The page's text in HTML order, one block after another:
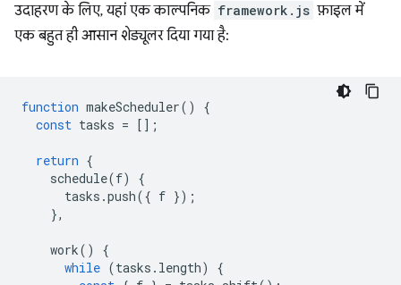
उदाहरण के लिए, यहां एक काल्पनिक framework.js फ़ाइल में
एक बहुत ही आसान शेड्यूलर दिया गया है:
function makeScheduler()
{
const tasks = [];
return {
schedule(f)
{
tasks .push({ f });
},
work()
{
while (tasks . length)
{